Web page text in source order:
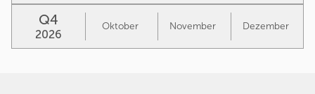
Q4
2026
Oktober November Dezember